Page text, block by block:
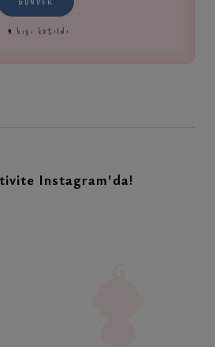
9 kişi katıldı
Instagram'da!